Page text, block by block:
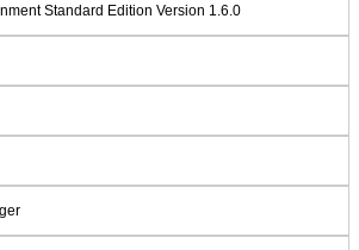
Standard Edition Version 1.6.0